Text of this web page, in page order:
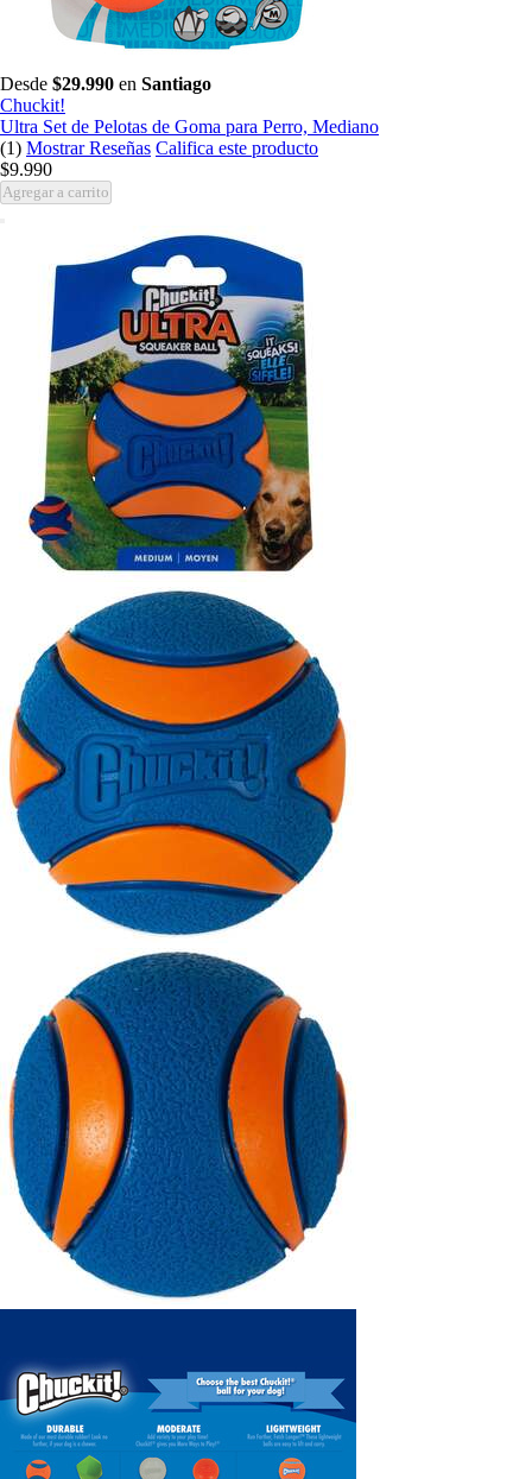
Desde $29.990 en Santiago
Chuckit!
Ultra Set de Pelotas de Goma para Perro, Mediano
(1) Mostrar Reseñas Califica este producto
$9.990
Agregar a carrito